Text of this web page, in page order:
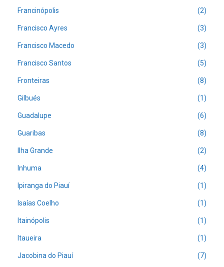
Francinópolis (2)
Francisco Ayres (3)
Francisco Macedo (3)
Francisco Santos (5)
Fronteiras (8)
Gilbués (1)
Guadalupe (6)
Guaribas (8)
Ilha Grande (2)
Inhuma (4)
Ipiranga do Piauí (1)
Isaías Coelho (1)
Itainópolis (1)
Itaueira (1)
Jacobina do Piauí (7)